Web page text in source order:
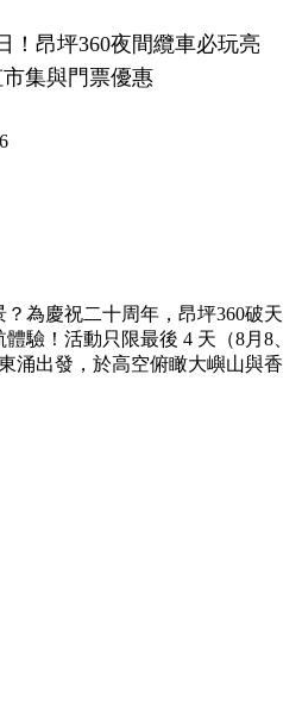
！昂坪360夜間纜車必玩亮
集與門票優惠
為慶祝二十周年，昂坪360破天
驗！活動只限最後 4 天（8月8、
涌出發，於高空俯瞰大嶼山與香